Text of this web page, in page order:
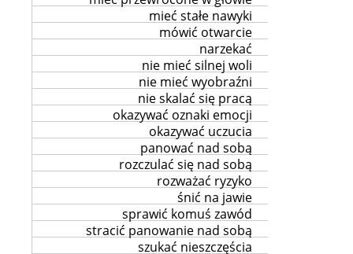
mieć stałe nawyki
mówić otwarcie
narzekać
nie mieć silnej woli
nie mieć wyobraźni
nie skalać się pracą
okazywać oznaki emocji
okazywać uczucia
panować nad sobą
rozczulać się nad sobą
rozważać ryzyko
śnić na jawie
sprawić komuś zawód
stracić panowanie nad sobą
szukać nieszczęścia